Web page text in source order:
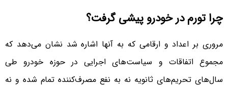
چرا تورم در خودرو پیشی گرفت؟
مروری بر اعداد و ارقامی که به آنها اشاره شد نشان می‌دهد که
مجموع اتفاقات و سیاست‌های اجرایی در حوزه خودرو طی
سال‌های تحریم‌های ثانویه نه به نفع مصرف‌کننده تمام شده و نه